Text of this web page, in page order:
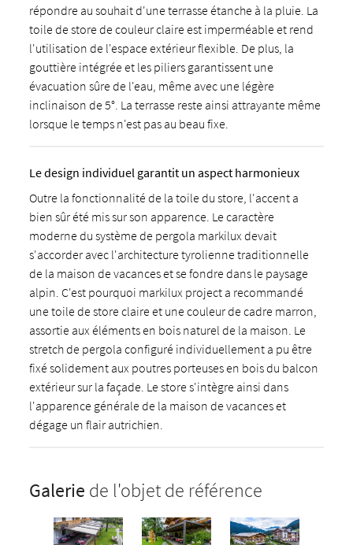
répondre au souhait d'une terrasse étanche à la pluie. La
toile de store de couleur claire est imperméable et rend
l'utilisation de l'espace extérieur flexible. De plus, la
gouttière intégrée et les piliers garantissent une
évacuation sûre de l'eau, même avec une légère
inclinaison de 5°. La terrasse reste ainsi attrayante même
lorsque le temps n'est pas au beau fixe.
Le design individuel garantit un aspect harmonieux
Outre la fonctionnalité de la toile du store, l'accent a
bien sûr été mis sur son apparence. Le caractère
moderne du système de pergola markilux devait
s'accorder avec l'architecture tyrolienne traditionnelle
de la maison de vacances et se fondre dans le paysage
alpin. C'est pourquoi markilux project a recommandé
une toile de store claire et une couleur de cadre marron,
assortie aux éléments en bois naturel de la maison. Le
stretch de pergola configuré individuellement a pu être
fixé solidement aux poutres porteuses en bois du balcon
extérieur sur la façade. Le store s'intègre ainsi dans
l'apparence générale de la maison de vacances et
dégage un flair autrichien.
Galerie de l'objet de référence